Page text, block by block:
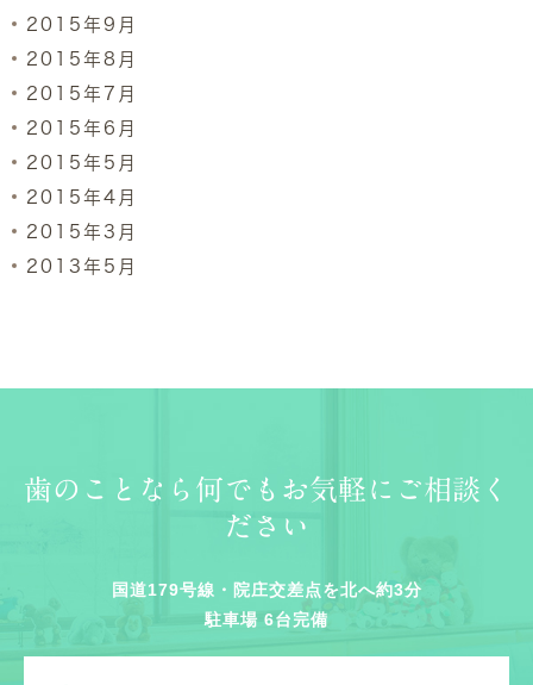
2015年9月
2015年8月
2015年7月
2015年6月
2015年5月
2015年4月
2015年3月
2013年5月
歯のことなら何でもお気軽にご相談く
ださい
国道179号線・院庄交差点を北へ約3分
駐車場 6台完備